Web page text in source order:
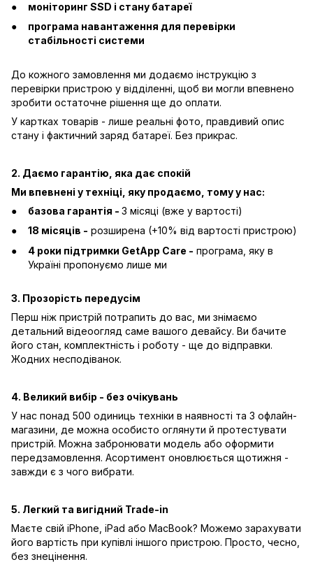
моніторинг SSD і стану батареї
програма навантаження для перевірки
стабільності системи
До кожного замовлення ми додаємо інструкцію з
перевірки пристрою у відділенні, щоб ви могли впевнено
зробити остаточне рішення ще до оплати.
У картках товарів - лише реальні фото, правдивий опис
стану і фактичний заряд батареї. Без прикрас.
2. Даємо гарантію, яка дає спокій
Ми впевнені у техніці, яку продаємо, тому у нас:
базова гарантія - 3 місяці (вже у вартості)
18 місяців - розширена (+10% від вартості пристрою)
4 роки підтримки GetApp Care - програма, яку в
Україні пропонуємо лише ми
3. Прозорість передусім
Перш ніж пристрій потрапить до вас, ми знімаємо
детальний відеоогляд саме вашого девайсу. Ви бачите
його стан, комплектність і роботу - ще до відправки.
Жодних несподіванок.
4. Великий вибір - без очікувань
У нас понад 500 одиниць техніки в наявності та 3 офлайн-
магазини, де можна особисто оглянути й протестувати
пристрій. Можна забронювати модель або оформити
передзамовлення. Асортимент оновлюється щотижня -
завжди є з чого вибрати.
5. Легкий та вигідний Trade-in
Маєте свій iPhone, iPad або MacBook? Можемо зарахувати
його вартість при купівлі іншого пристрою. Просто, чесно,
без знецінення.